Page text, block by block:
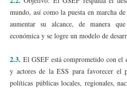
mundo, así como la puesta en marcha
aumentar su alcance, de manera
económica y se logre un modelo de
2.3. El GSEF está comprometido con el
y actores de la ESS para favorecer el
políticas públicas locales, regionales,